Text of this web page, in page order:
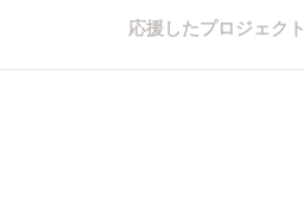
応援したプロジェクト